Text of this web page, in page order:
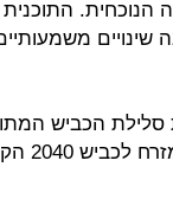
2040 הקיים.